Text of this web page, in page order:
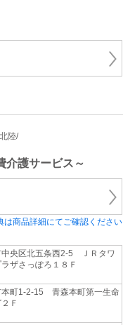
陸/
介護サービス～
は商品詳細にてご確認ください
中央区北五条西2‐5 ＪＲタワ
ザさっぽろ１８Ｆ
町1‐2‐15 青森本町第一生命
Ｆ